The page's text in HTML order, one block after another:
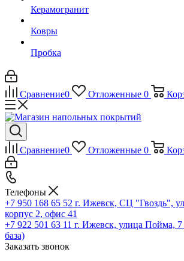
Керамогранит
Ковры
Пробка
Сравнение0 Отложенные 0
Сравнение0 Отложенные 0
Телефоны
+7 950 168 65 52 г. Ижевск, СЦ "Гвоздь",
корпус 2, офис 41
+7 922 501 63 11 г. Ижевск, улица Пойма, 7
база)
Заказать звонок